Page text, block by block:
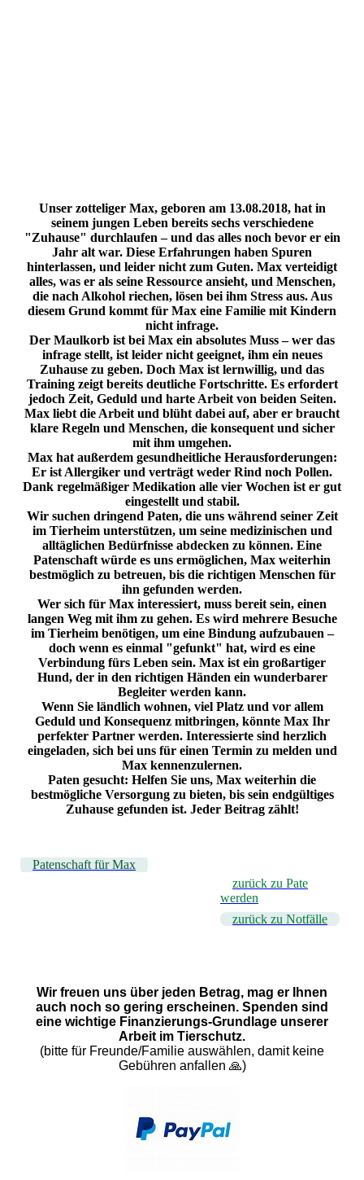
Unser zotteliger Max, geboren am 13.08.2018, hat in
seinem jungen Leben bereits sechs verschiedene
"Zuhause" durchlaufen – und das alles noch bevor er ein
Jahr alt war. Diese Erfahrungen haben Spuren
hinterlassen, und leider nicht zum Guten. Max verteidigt
alles, was er als seine Ressource ansieht, und Menschen,
die nach Alkohol riechen, lösen bei ihm Stress aus. Aus
diesem Grund kommt für Max eine Familie mit Kindern
nicht infrage.
Der Maulkorb ist bei Max ein absolutes Muss – wer das
infrage stellt, ist leider nicht geeignet, ihm ein neues
Zuhause zu geben. Doch Max ist lernwillig, und das
Training zeigt bereits deutliche Fortschritte. Es erfordert
jedoch Zeit, Geduld und harte Arbeit von beiden Seiten.
Max liebt die Arbeit und blüht dabei auf, aber er braucht
klare Regeln und Menschen, die konsequent und sicher
mit ihm umgehen.
Max hat außerdem gesundheitliche Herausforderungen:
Er ist Allergiker und verträgt weder Rind noch Pollen.
Dank regelmäßiger Medikation alle vier Wochen ist er gut
eingestellt und stabil.
Wir suchen dringend Paten, die uns während seiner Zeit
im Tierheim unterstützen, um seine medizinischen und
alltäglichen Bedürfnisse abdecken zu können. Eine
Patenschaft würde es uns ermöglichen, Max weiterhin
bestmöglich zu betreuen, bis die richtigen Menschen für
ihn gefunden werden.
Wer sich für Max interessiert, muss bereit sein, einen
langen Weg mit ihm zu gehen. Es wird mehrere Besuche
im Tierheim benötigen, um eine Bindung aufzubauen –
doch wenn es einmal "gefunkt" hat, wird es eine
Verbindung fürs Leben sein. Max ist ein großartiger
Hund, der in den richtigen Händen ein wunderbarer
Begleiter werden kann.
Wenn Sie ländlich wohnen, viel Platz und vor allem
Geduld und Konsequenz mitbringen, könnte Max Ihr
perfekter Partner werden. Interessierte sind herzlich
eingeladen, sich bei uns für einen Termin zu melden und
Max kennenzulernen.
Paten gesucht: Helfen Sie uns, Max weiterhin die
bestmögliche Versorgung zu bieten, bis sein endgültiges
Zuhause gefunden ist. Jeder Beitrag zählt!
Patenschaft für Max
zurück zu Pate
werden
zurück zu Notfälle
Wir freuen uns über jeden Betrag, mag er Ihnen
auch noch so gering erscheinen. Spenden sind
eine wichtige Finanzierungs-Grundlage unserer
Arbeit im Tierschutz.
(bitte für Freunde/Familie auswählen, damit keine
Gebühren anfallen 🙏)